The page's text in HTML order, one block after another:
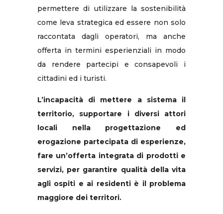
permettere di utilizzare la sostenibilità
come leva strategica ed essere non solo
raccontata dagli operatori, ma anche
offerta in termini esperienziali in modo
da rendere partecipi e consapevoli i
cittadini ed i turisti.
L’incapacità di mettere a sistema il
territorio, supportare i diversi attori
locali nella progettazione ed
erogazione partecipata di esperienze,
fare un’offerta integrata di prodotti e
servizi, per garantire qualità della vita
agli ospiti e ai residenti è il problema
maggiore dei territori.